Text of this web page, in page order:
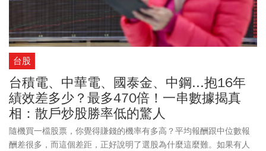
台股
台積電、中華電、國泰金、中鋼...抱16年
績效差多少？最多470倍！一串數據揭真
相：散戶炒股勝率低的驚人
隨機買一檔股票，你覺得賺錢的機率有多高？平均報酬跟中位數報
酬差很多，而這個差距，正好說明了選股為什麼這麼難。如果有人